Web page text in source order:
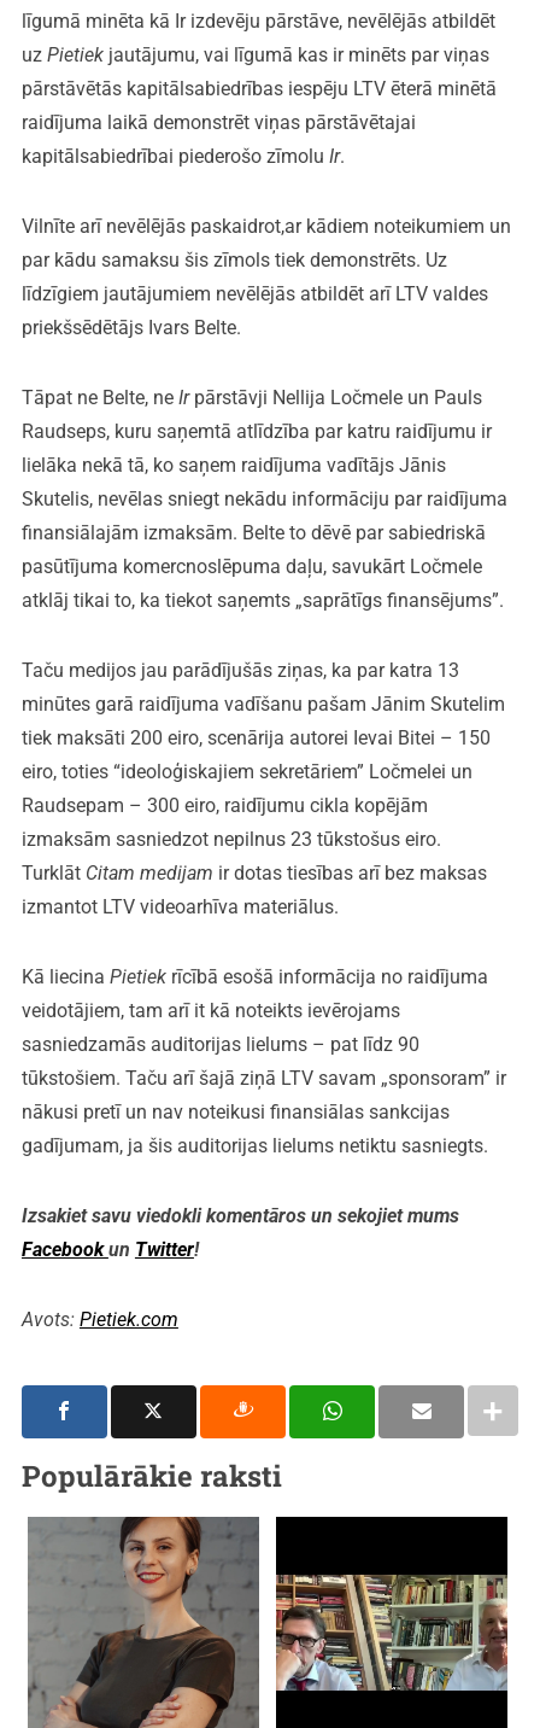
līgumā minēta kā Ir izdevēju pārstāve, nevēlējās atbildēt
uz Pietiekjautājumu, vai līgumā kas ir minēts par viņas
pārstāvētās kapitālsabiedrības iespēju LTV ēterā minētā
raidījuma laikā demonstrēt viņas pārstāvētajai
kapitālsabiedrībai piederošo zīmolu Ir.
Vilnīte arī nevēlējās paskaidrot,ar kādiem noteikumiem un
par kādu samaksu šis zīmols tiek demonstrēts. Uz
līdzīgiem jautājumiem nevēlējās atbildēt arī LTV valdes
priekšsēdētājs Ivars Belte.
Tāpat ne Belte, ne Ir pārstāvji Nellija Ločmele un Pauls
Raudseps, kuru saņemtā atlīdzība par katru raidījumu ir
lielāka nekā tā, ko saņem raidījuma vadītājs Jānis
Skutelis, nevēlas sniegt nekādu informāciju par raidījuma
finansiālajām izmaksām. Belte to dēvē par sabiedriskā
pasūtījuma komercnoslēpuma daļu, savukārt Ločmele
atklāj tikai to, ka tiekot saņemts „saprātīgs finansējums”.
Taču medijos jau parādījušās ziņas, ka par katra 13
minūtes garā raidījuma vadīšanu pašam Jānim Skutelim
tiek maksāti 200 eiro, scenārija autorei Ievai Bitei – 150
eiro, toties “ideoloģiskajiem sekretāriem” Ločmelei un
Raudsepam – 300 eiro, raidījumu cikla kopējām
izmaksām sasniedzot nepilnus 23 tūkstošus eiro.
Turklāt Citam medijam ir dotas tiesības arī bez maksas
izmantot LTV videoarhīva materiālus.
Kā liecina Pietiekrīcībā esošā informācija no raidījuma
veidotājiem, tam arī it kā noteikts ievērojams
sasniedzamās auditorijas lielums – pat līdz 90
tūkstošiem. Taču arī šajā ziņā LTV savam „sponsoram” ir
nākusi pretī un nav noteikusi finansiālas sankcijas
gadījumam, ja šis auditorijas lielums netiktu sasniegts.
Izsakiet savu viedokli komentāros un sekojiet mums
Facebookun Twitter!
Avots: Pietiek.com
Populārākie raksti